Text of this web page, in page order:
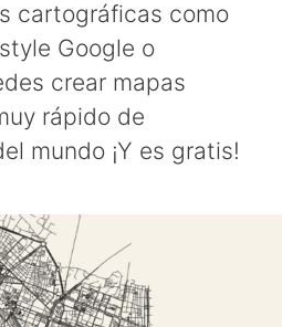
cartográficas como
Google o
crear mapas
rápido de
mundo ¡Y es gratis!